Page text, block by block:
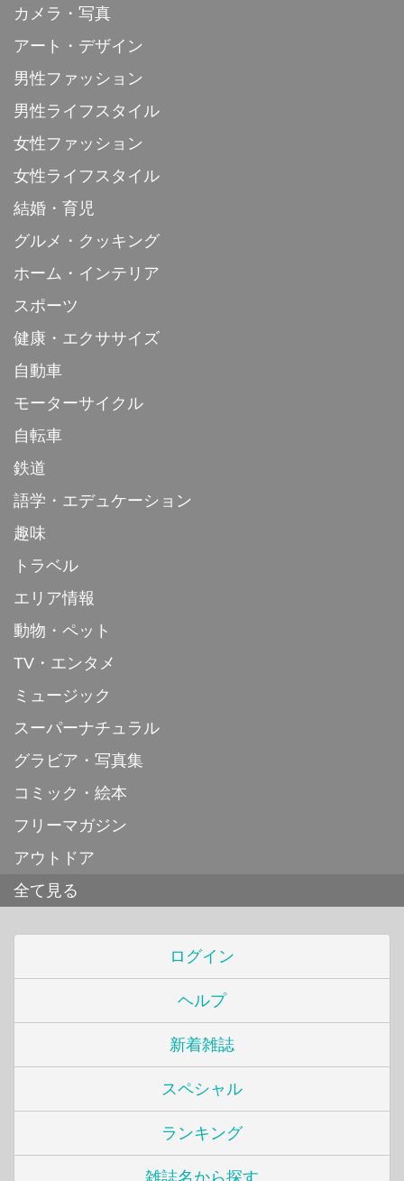
カメラ・写真
アート・デザイン
男性ファッション
男性ライフスタイル
女性ファッション
女性ライフスタイル
結婚・育児
グルメ・クッキング
ホーム・インテリア
スポーツ
健康・エクササイズ
自動車
モーターサイクル
自転車
鉄道
語学・エデュケーション
趣味
トラベル
エリア情報
動物・ペット
TV・エンタメ
ミュージック
スーパーナチュラル
グラビア・写真集
コミック・絵本
フリーマガジン
アウトドア
全て見る
ログイン
ヘルプ
新着雑誌
スペシャル
ランキング
雑誌名から探す